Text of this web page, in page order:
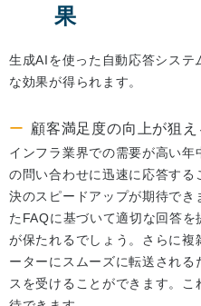
果
生成AIを使った自動応答システ
な効果が得られます。
顧客満足度の向上が狙え
インフラ業界での需要が高い
の問い合わせに迅速に応答す
決のスピードアップが期待で
たFAQに基づいて適切な回答
が保たれるでしょう。さらに
ーターにスムーズに転送され
スを受けることができます。